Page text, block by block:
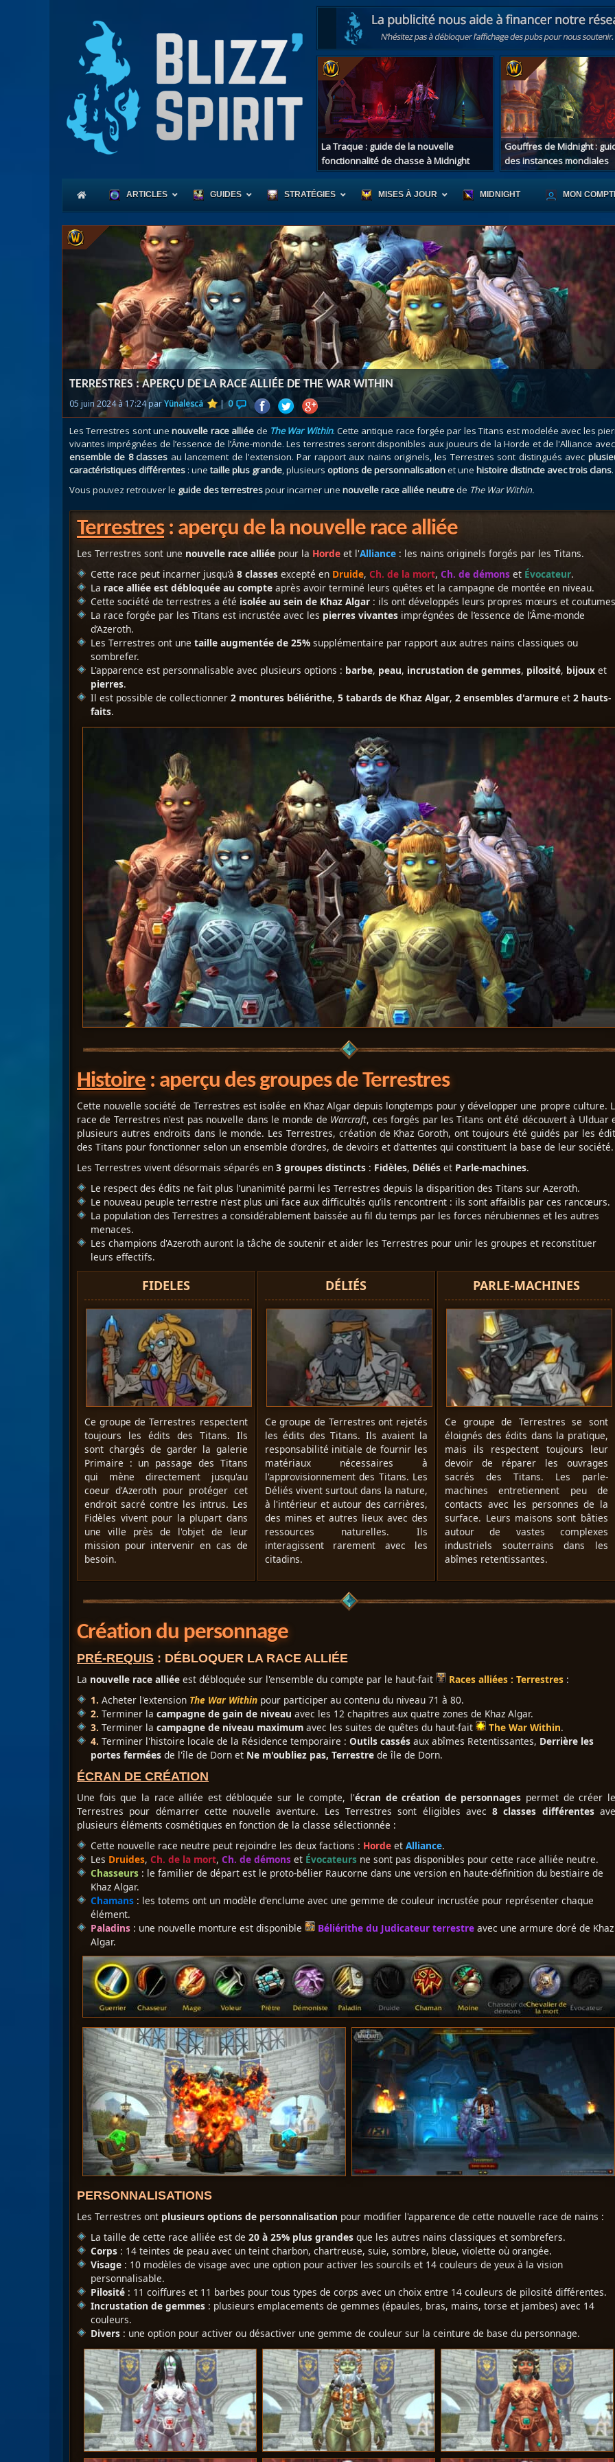
La Traque : guide de la nouvelle
fonctionnalité de chasse à Midnight
Gouffres de Midnight :
des instances mondiales
ARTICLES GUIDES
Coeur d'Azeroth
Races alliées
Exploration des îles
NazjataretMécagone
Débloquer le vol
Assauts à Uldum et au Val
Visions horrifiques
VOIR + DE GUIDES
Scénario de Chromie
Les bastonneurs
Rivage Brisé
Débloquer le vol
Les invasions
Arme prodigieuse
Les réputations
Les
Les
Les jouets
Les
Les
Les
Les métiers
STRATÉGIES MISES À JOUR MIDNIGHT MON
TERRESTRES : APERÇU DE LA RACE ALLIÉE DE THE WAR WITHIN
05 juin 2024 à 17:24 parYünalescä | 0
Les Terrestres sont unenouvelle race alliée de The War Within. Cette antique race forgée par les Titans est modelée avec les
vivantes imprégnées de l’essence de l’Âme-monde. Les terrestres seront disponibles aux joueurs de la Horde et de l'Alliance
ensemble de 8 classes au lancement de l'extension. Par rapport aux nains originels, les Terrestres sont distingués avec
caractéristiques différentes : unetaille plus grande, plusieurs options de personnalisationet une histoire distincte avec trois clans.
Vous pouvez retrouver le guide des terrestrespour incarner une nouvelle race alliée neutrede The War Within.
Terrestres: aperçu de la nouvelle race alliée
Les Terrestres sont une nouvelle race alliée pour la Horde et l'Alliance : les nains originels forgés par les Titans.
Cette race peut incarner jusqu'à 8 classes excepté en Druide, Ch. de la mort, Ch. de démons et Évocateur.
La race alliée est débloquée au compte après avoir terminé leurs quêtes et la campagne de montée en niveau.
Cette société de terrestres a été isolée au sein de Khaz Algar : ils ont développés leurs propres mœurs et
La race forgée par les Titans est incrustée avec les pierres vivantes imprégnées de l’essence de l’Âme-monde
d’Azeroth.
Les Terrestres ont une taille augmentée de 25% supplémentaire par rapport aux autres nains classiques ou
sombrefer.
L'apparence est personnalisable avec plusieurs options : barbe, peau, incrustation de gemmes, pilosité, bijoux et
pierres.
Il est possible de collectionner 2 montures béliérithe, 5 tabards de Khaz Algar, 2 ensembles d'armure et 2 hauts-
faits.
Histoire : aperçu des groupes de Terrestres
Cette nouvelle société de Terrestres est isolée en Khaz Algar depuis longtemps pour y développer une propre culture.
race de Terrestres n'est pas nouvelle dans le monde de Warcraft, ces forgés par les Titans ont été découvert à Ulduar
plusieurs autres endroits dans le monde. Les Terrestres, création de Khaz Goroth, ont toujours été guidés par les
des Titans pour fonctionner selon un ensemble d'ordres, de devoirs et d'attentes qui constituent la base de leur société.
Les Terrestres vivent désormais séparés en 3 groupes distincts : Fidèles, Déliés et Parle-machines.
Le respect des édits ne fait plus l’unanimité parmi les Terrestres depuis la disparition des Titans sur Azeroth.
Le nouveau peuple terrestre n'est plus uni face aux difficultés qu’ils rencontrent : ils sont affaiblis par ces rancœurs.
La population des Terrestres a considérablement baissée au fil du temps par les forces nérubiennes et les autres
menaces.
Les champions d'Azeroth auront la tâche de soutenir et aider les Terrestres pour unir les groupes et reconstituer
leurs effectifs.
FIDELES
Ce groupe de Terrestres respectent
toujours les édits des Titans. Ils
sont chargés de garder la galerie
Primaire : un passage des Titans
qui mène directement jusqu'au
coeur d'Azeroth pour protéger cet
endroit sacré contre les intrus. Les
Fidèles vivent pour la plupart dans
une ville près de l'objet de leur
mission pour intervenir en cas de
besoin.
DÉLIÉS
Ce groupe de Terrestres ont rejetés
les édits des Titans. Ils avaient la
responsabilité initiale de fournir les
matériaux nécessaires à
l'approvisionnement des Titans. Les
Déliés vivent surtout dans la nature,
à l'intérieur et autour des carrières,
des mines et autres lieux avec des
ressources naturelles. Ils
interagissent rarement avec les
citadins.
PARLE-MACHINES
Ce groupe de Terrestres se sont
éloignés des édits dans la pratique,
mais ils respectent toujours leur
devoir de réparer les ouvrages
sacrés des Titans. Les parle-
machines entretiennent peu de
contacts avec les personnes de la
surface. Leurs maisons sont bâties
autour de vastes complexes
industriels souterrains dans les
abîmes retentissantes.
Création du personnage
PRÉ-REQUIS : DÉBLOQUER LA RACE ALLIÉE
La nouvelle race alliée est débloquée sur l'ensemble du compte par le haut-fait Races alliées : Terrestres :
1. Acheter l'extension The War Within pour participer au contenu du niveau 71 à 80.
2. Terminer la campagne de gain de niveau avec les 12 chapitres aux quatre zones de Khaz Algar.
3. Terminer la campagne de niveau maximum avec les suites de quêtes du haut-fait The War Within.
4. Terminer l'histoire locale de la Résidence temporaire : Outils cassés aux abîmes Retentissantes, Derrière les
portes fermées de l'île de Dorn et Ne m'oubliez pas, Terrestre de île de Dorn.
ÉCRAN DE CRÉATION
Une fois que la race alliée est débloquée sur le compte, l'écran de création de personnages permet de créer
Terrestres pour démarrer cette nouvelle aventure. Les Terrestres sont éligibles avec8 classes différentes
plusieurs éléments cosmétiques en fonction de la classe sélectionnée :
Cette nouvelle race neutre peut rejoindre les deux factions : Horde et Alliance.
Les Druides, Ch. de la mort, Ch. de démons et Évocateurs ne sont pas disponibles pour cette race alliée neutre.
Chasseurs : le familier de départ est le proto-bélier Raucorne dans une version en haute-définition du bestiaire de
Khaz Algar.
Chamans : les totems ont un modèle d'enclume avec une gemme de couleur incrustée pour représenter chaque
élément.
Paladins : une nouvelle monture est disponible Béliérithe du Judicateur terrestre avec une armure doré de Khaz
Algar.
PERSONNALISATIONS
Les Terrestres ont plusieurs options de personnalisation pour modifier l'apparence de cette nouvelle race de nains :
La taille de cette race alliée est de 20 à 25% plus grandes que les autres nains classiques et sombrefers.
Corps : 14 teintes de peau avec un teint charbon, chartreuse, suie, sombre, bleue, violette où orangée.
Visage : 10 modèles de visage avec une option pour activer les sourcils et 14 couleurs de yeux à la vision
personnalisable.
Pilosité : 11 coiffures et 11 barbes pour tous types de corps avec un choix entre 14 couleurs de pilosité différentes.
Incrustation de gemmes : plusieurs emplacements de gemmes (épaules, bras, mains, torse et jambes) avec 14
couleurs.
Divers : une option pour activer ou désactiver une gemme de couleur sur la ceinture de base du personnage.